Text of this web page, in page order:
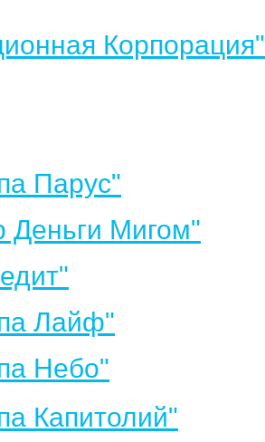
Корпорация"
Парус"
Мигом"
Лайф"
Небо"
Капитолий"